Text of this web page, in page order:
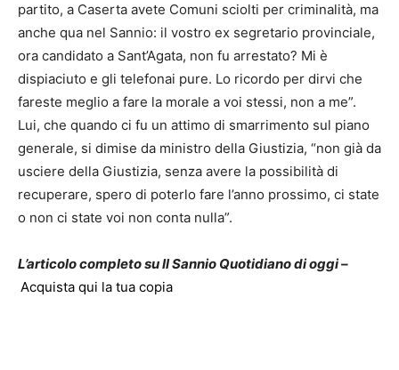
partito, a Caserta avete Comuni sciolti per criminalità, ma
anche qua nel Sannio: il vostro ex segretario provinciale,
ora candidato a Sant’Agata, non fu arrestato? Mi è
dispiaciuto e gli telefonai pure. Lo ricordo per dirvi che
fareste meglio a fare la morale a voi stessi, non a me”.
Lui, che quando ci fu un attimo di smarrimento sul piano
generale, si dimise da ministro della Giustizia, “non già da
usciere della Giustizia, senza avere la possibilità di
recuperare, spero di poterlo fare l’anno prossimo, ci state
o non ci state voi non conta nulla”.
L’articolo completo su Il Sannio Quotidiano di oggi –
Acquista qui la tua copia